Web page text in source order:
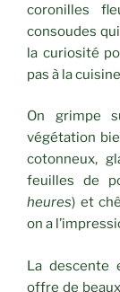
coronilles
consoudes
la curiosité
pas à la
On grimpe
végétation
cotonneux,
feuilles de
heures) et
on a
La descente
offre de